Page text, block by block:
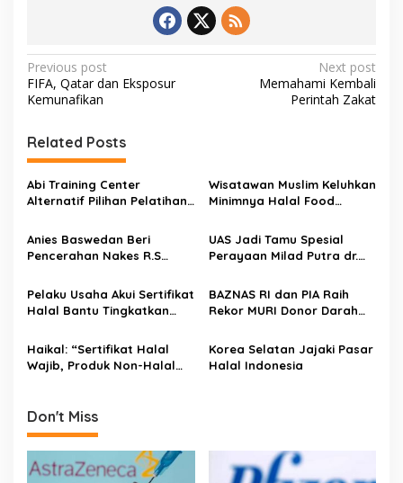
P
o
t
n
a
i
a
t
i
o
Previous post
FIFA, Qatar dan Eksposur
Kemunafikan
Next post
Memahami Kembali
Perintah Zakat
Related Posts
Abi Training Center
Alternatif Pilihan Pelatihan
Wisatawan Muslim Keluhkan
Minimnya Halal Food
Anies Baswedan Beri
Pencerahan Nakes R.S
UAS Jadi Tamu Spesial
Perayaan Milad Putra dr.
Pelaku Usaha Akui Sertifikat
Halal Bantu Tingkatkan
Halal Berikan Nilai Tambah
Ekonomi
BAZNAS RI dan PIA Raih
Rekor MURI Donor Darah
Mustahik Terbanyak
Haikal: “Sertifikat Halal
Wajib, Produk Non-Halal
Korea Selatan Jajaki Pasar
Halal Indonesia
Don't Miss